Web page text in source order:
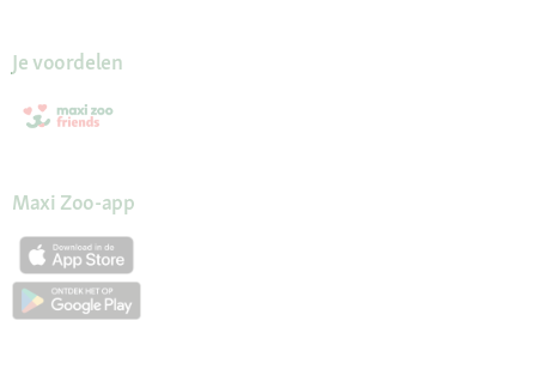
Je voordelen
Maxi Zoo-app